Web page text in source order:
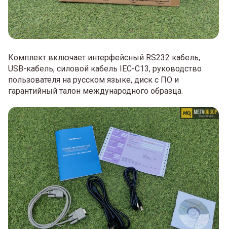
Комплект включает интерфейсный RS232 кабель,
USB-кабель, силовой кабель IEC-C13, руководство
пользователя на русском языке, диск с ПО и
гарантийный талон международного образца.